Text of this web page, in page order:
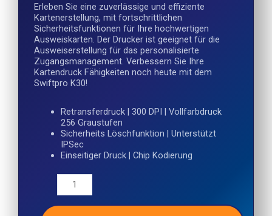
Erleben Sie eine zuverlässige und effiziente
Kartenerstellung, mit fortschrittlichen
Sicherheitsfunktionen für Ihre hochwertigen
Ausweiskarten. Der Drucker ist geeignet für die
Ausweiserstellung für das personalisierte
Zugangsmanagement. Verbessern Sie Ihre
Kartendruck Fähigkeiten noch heute mit dem
Swiftpro K30!
Retransferdruck | 300 DPI | Vollfarbdruck
256 Graustufen
Sicherheits Löschfunktion | Unterstützt
IPSec
Einseitiger Druck | Chip Kodierung